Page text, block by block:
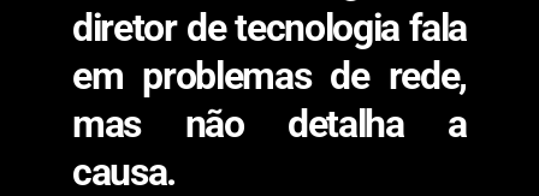
diretor de tecnologia fala
em problemas de rede,
mas não detalha a
causa.